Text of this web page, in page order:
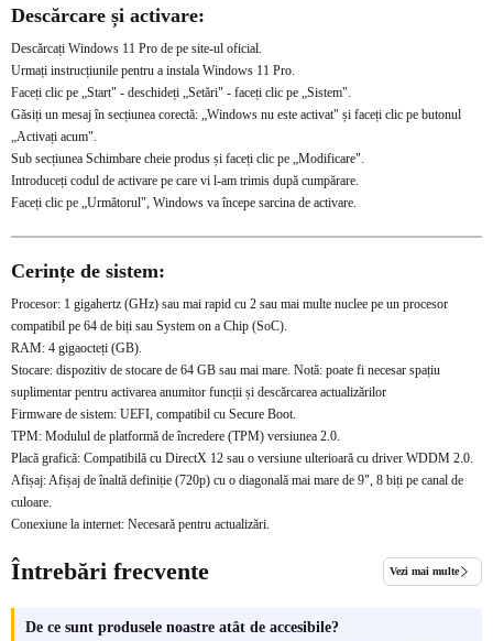
Descărcare și activare:
Descărcați Windows 11 Pro de pe site-ul oficial.
Urmați instrucțiunile pentru a instala Windows 11 Pro.
Faceți clic pe „Start" - deschideți „Setări" - faceți clic pe „Sistem".
Găsiți un mesaj în secțiunea corectă: „Windows nu este activat" și faceți clic pe butonul
„Activați acum".
Sub secțiunea Schimbare cheie produs și faceți clic pe „Modificare".
Introduceți codul de activare pe care vi l-am trimis după cumpărare.
Faceți clic pe „Următorul", Windows va începe sarcina de activare.
Cerințe de sistem:
Procesor: 1 gigahertz (GHz) sau mai rapid cu 2 sau mai multe nuclee pe un procesor
compatibil pe 64 de biți sau System on a Chip (SoC).
RAM: 4 gigaocteți (GB).
Stocare: dispozitiv de stocare de 64 GB sau mai mare. Notă: poate fi necesar spațiu
suplimentar pentru activarea anumitor funcții și descărcarea actualizărilor
Firmware de sistem: UEFI, compatibil cu Secure Boot.
TPM: Modulul de platformă de încredere (TPM) versiunea 2.0.
Placă grafică: Compatibilă cu DirectX 12 sau o versiune ulterioară cu driver WDDM 2.0.
Afișaj: Afișaj de înaltă definiție (720p) cu o diagonală mai mare de 9", 8 biți pe canal de
culoare.
Conexiune la internet: Necesară pentru actualizări.
Întrebări frecvente Vezi mai multe
De ce sunt produsele noastre atât de accesibile?